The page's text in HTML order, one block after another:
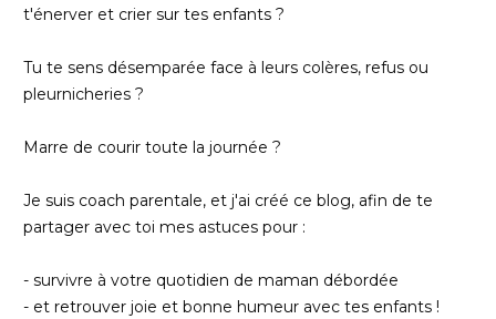
t'énerver et crier sur tes enfants ?
Tu te sens désemparée face à leurs colères, refus ou
pleurnicheries ?
Marre de courir toute la journée ?
Je suis coach parentale, et j'ai créé ce blog, afin de te
partager avec toi mes astuces pour :
- survivre à votre quotidien de maman débordée
- et retrouver joie et bonne humeur avec tes enfants !